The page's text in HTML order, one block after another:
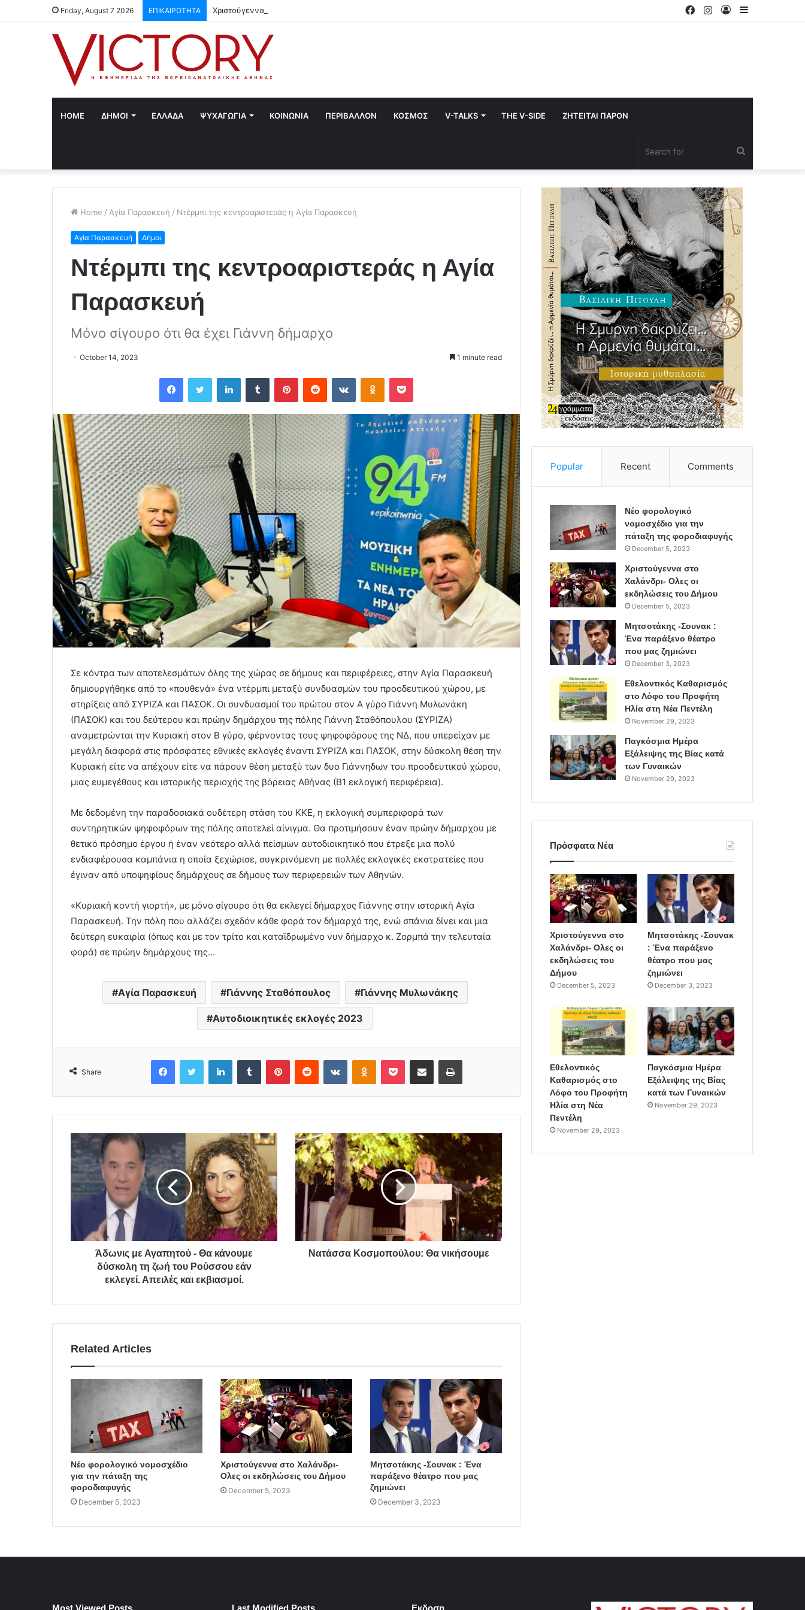
Friday, August 7 2026 ΕΠΙΚΑΙΡΟΤΗΤΑ Χριστούγεννα στο Χαλάνδρι- Ολες οι εκδηλώσεις του Δήμου
Log
Instagram
Facebook
HOME ΔΗΜΟΙ ΕΛΛΑΔΑ ΨΥΧΑΓΩΓΙΑ ΚΟΙΝΩΝΙΑ ΠΕΡΙΒΑΛΛΟΝ ΚΟΣΜΟΣ V-TALKS THE V-SIDE ΖΗΤΕΙΤΑΙ ΠΑΡΟΝ
Home / Αγία Παρασκευή / Ντέρμπι της κεντροαριστεράς η Αγία Παρασκευή
Αγία Παρασκευή Δήμοι
Ντέρμπι της κεντροαριστεράς η Αγία
Παρασκευή
Μόνο σίγουρο ότι θα έχει Γιάννη δήμαρχο
October 14, 2023 1 minute read
Σε κόντρα των αποτελεσμάτων όλης της χώρας σε δήμους και περιφέρειες, στην Αγία Παρασκευή
δημιουργήθηκε από το «πουθενά» ένα ντέρμπι μεταξύ συνδυασμών του προοδευτικού χώρου, με
στηρίξεις από ΣΥΡΙΖΑ και ΠΑΣΟΚ. Οι συνδυασμοί του πρώτου στον Α γύρο Γιάννη Μυλωνάκη
(ΠΑΣΟΚ) και του δεύτερου και πρώην δημάρχου της πόλης Γιάννη Σταθόπουλου (ΣΥΡΙΖΑ)
αναμετρώνται την Κυριακή στον Β γύρο, φέρνοντας τους ψηφοφόρους της ΝΔ, που υπερείχαν με
μεγάλη διαφορά στις πρόσφατες εθνικές εκλογές έναντι ΣΥΡΙΖΑ και ΠΑΣΟΚ, στην δύσκολη θέση την
Κυριακή είτε να απέχουν είτε να πάρουν θέση μεταξύ των δυο Γιάννηδων του προοδευτικού χώρου,
μιας ευμεγέθους και ιστορικής περιοχής της βόρειας Αθήνας (Β1 εκλογική περιφέρεια).
Με δεδομένη την παραδοσιακά ουδέτερη στάση του ΚΚΕ, η εκλογική συμπεριφορά των
συντηρητικών ψηφοφόρων της πόλης αποτελεί αίνιγμα. Θα προτιμήσουν έναν πρώην δήμαρχου με
θετικό πρόσημο έργου ή έναν νεότερο αλλά πείσμων αυτοδιοικητικό που έτρεξε μια πολύ
ενδιαφέρουσα καμπάνια η οποία ξεχώρισε, συγκρινόμενη με πολλές εκλογικές εκστρατείες που
έγιναν από υποψηφίους δημάρχους σε δήμους των περιφερειών των Αθηνών.
«Κυριακή κοντή γιορτή», με μόνο σίγουρο ότι θα εκλεγεί δήμαρχος Γιάννης στην ιστορική Αγία
Παρασκευή. Την πόλη που αλλάζει σχεδόν κάθε φορά τον δήμαρχό της, ενώ σπάνια δίνει και μια
δεύτερη ευκαιρία (όπως και με τον τρίτο και καταϊδρωμένο νυν δήμαρχο κ. Ζορμπά την τελευταία
φορά) σε πρώην δημάρχους της…
Αγία Παρασκευή Γιάννης Σταθόπουλος Γιάννης Μυλωνάκης
Αυτοδιοικητικές εκλογές 2023
Share
Άδωνις με Αγαπητού - Θα κάνουμε
δύσκολη τη ζωή του Ρούσσου εάν
εκλεγεί. Απειλές και εκβιασμοί.
Νατάσσα Κοσμοπούλου: Θα νικήσουμε
Related Articles
Νέο φορολογικό νομοσχέδιο
για την πάταξη της
φοροδιαφυγής
December 5, 2023
Χριστούγεννα στο Χαλάνδρι-
Ολες οι εκδηλώσεις του Δήμου
December 5, 2023
Μητσοτάκης -Σουνακ : Ένα
παράξενο θέατρο που μας
ζημιώνει
December 3, 2023
Popular Recent Comments
Νέο φορολογικό
νομοσχέδιο για την
πάταξη της φοροδιαφυγής
December 5, 2023
Χριστούγεννα στο
Χαλάνδρι- Ολες οι
εκδηλώσεις του Δήμου
December 5, 2023
Μητσοτάκης -Σουνακ :
Ένα παράξενο θέατρο
που μας ζημιώνει
December 3, 2023
Εθελοντικός Καθαρισμός
στο Λόφο του Προφήτη
Ηλία στη Νέα Πεντέλη
November 29, 2023
Παγκόσμια Ημέρα
Εξάλειψης της Βίας κατά
των Γυναικών
November 29, 2023
Πρόσφατα Νέα
Χριστούγεννα στο
Χαλάνδρι- Ολες οι
εκδηλώσεις του
Δήμου
December 5, 2023
Μητσοτάκης -Σουνακ
: Ένα παράξενο
θέατρο που μας
ζημιώνει
December 3, 2023
Εθελοντικός
Καθαρισμός στο
Λόφο του Προφήτη
Ηλία στη Νέα
Πεντέλη
November 29, 2023
Παγκόσμια Ημέρα
Εξάλειψης της Βίας
κατά των Γυναικών
November 29, 2023